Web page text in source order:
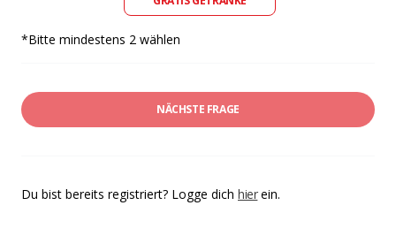
*Bitte mindestens 2 wählen
NÄCHSTE FRAGE
Du bist bereits registriert? Logge dich hierein.